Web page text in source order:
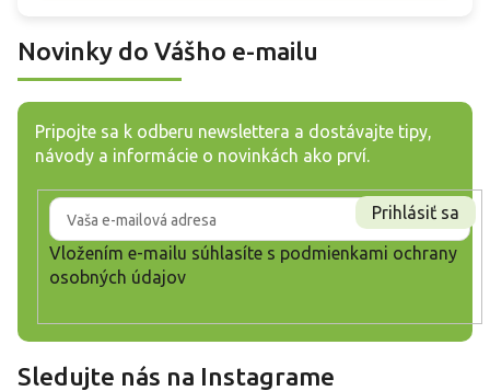
Novinky do Vášho e-mailu
Pripojte sa k odberu newslettera a dostávajte tipy,
návody a informácie o novinkách ako prví.
Vložením e-mailu súhlasíte s podmienkami ochrany
osobných údajov
Prihlásiť sa
Sledujte nás na Instagrame